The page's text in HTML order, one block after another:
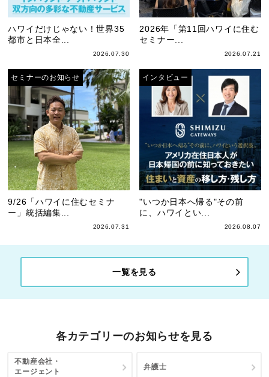
ハワイだけじゃない！世界35
都市と日本全...
2026.07.30
2026年「第11回ハワイに住む
セミナー...
2026.07.21
セミナーのお知らせ
9/26「ハワイに住むセミナ
ー」統括編集...
2026.07.31
インタビュー
"いつか日本へ帰る"その前
に、ハワイとい...
2026.08.07
一覧を見る
各カテゴリーのお知らせを見る
不動産会社・
エージェント
弁護士